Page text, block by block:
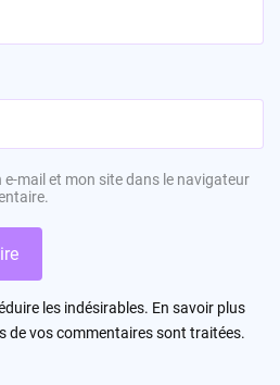
mail et mon site dans le navigateur
les indésirables. En savoir plus
de vos commentaires sont traitées.